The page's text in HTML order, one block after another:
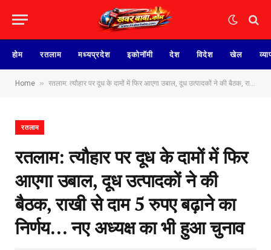
होम रतलाम मध्यप्रदेश इकोनॉमी देश विदेश खेल
Home » रतलाम: त्यौहार पर दूध के दामों में फिर आएगा उबाल, दूध उत्पादकों ने की बैठक, राखी से दाम 5 रुपए बढ़ाने का निर्णय… नए अध्यक्ष का भी हुआ चुनाव
रतलाम
रतलाम: त्यौहार पर दूध के दामों में फिर
आएगा उबाल, दूध उत्पादकों ने की
बैठक, राखी से दाम 5 रुपए बढ़ाने का
निर्णय… नए अध्यक्ष का भी हुआ चुनाव